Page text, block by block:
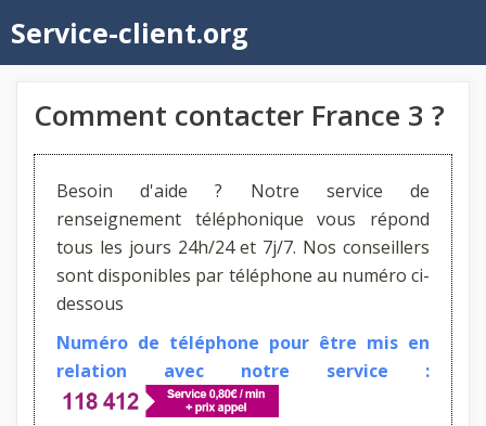
au
contenu
Service-client.org
Comment contacter France 3 ?
Besoin d'aide ? Notre service de
renseignement téléphonique vous répond
tous les jours 24h/24 et 7j/7. Nos conseillers
sont disponibles par téléphone au numéro ci-
dessous
Numéro de téléphone pour être mis en
relation avec notre service :